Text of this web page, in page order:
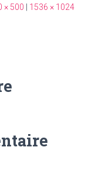
× 500
1536 × 1024